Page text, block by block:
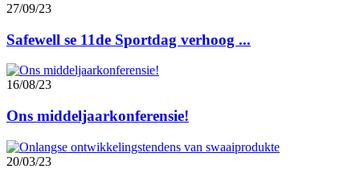
27/09/23
Safewell se 11de Sportdag verhoog ...
16/08/23
Ons middeljaarkonferensie!
20/03/23